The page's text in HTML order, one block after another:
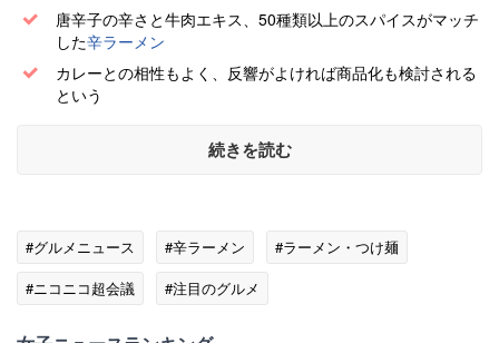
唐辛子の辛さと牛肉エキス、50種類以上のスパイスがマッチ
した辛ラーメン
カレーとの相性もよく、反響がよければ商品化も検討される
という
続きを読む
#グルメニュース #辛ラーメン
#ラーメン・つけ麺
#ニコニコ超会議
#注目のグルメ